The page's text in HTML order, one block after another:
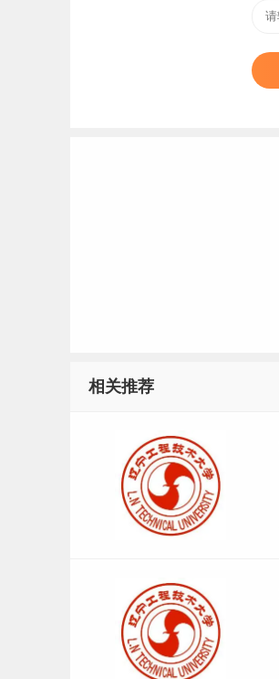
相关推荐